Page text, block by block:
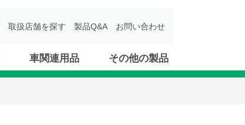
車関連用品 その他の製品
取扱店舗を探す 製品Q&A お問い合わせ